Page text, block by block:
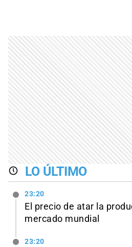
LO ÚLTIMO
23:20
El precio de atar la
mercado mundial
23:20